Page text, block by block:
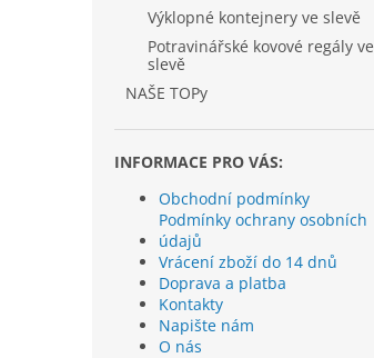
Výklopné kontejnery ve slevě
Potravinářské kovové regály ve
slevě
NAŠE TOPy
INFORMACE PRO VÁS:
Obchodní podmínky
Podmínky ochrany osobních
údajů
Vrácení zboží do 14 dnů
Doprava a platba
Kontakty
Napište nám
O nás